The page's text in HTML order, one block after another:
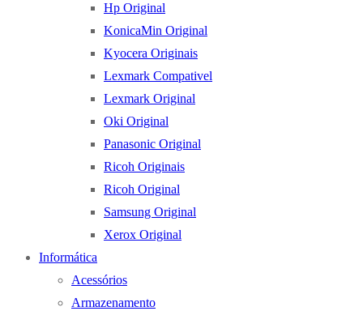
Hp Original
KonicaMin Original
Kyocera Originais
Lexmark Compativel
Lexmark Original
Oki Original
Panasonic Original
Ricoh Originais
Ricoh Original
Samsung Original
Xerox Original
Informática
Acessórios
Armazenamento